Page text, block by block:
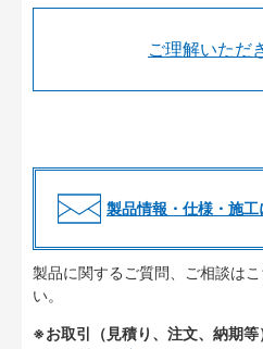
ご理解いただ
製品情報・仕様・施工
製品に関するご質問、ご相談は
い。
※お取引（見積り、注文、納期